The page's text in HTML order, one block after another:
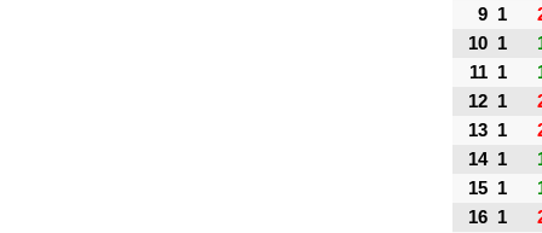
9 1
10 1
11 1
12 1
13 1
14 1
15 1
16 1